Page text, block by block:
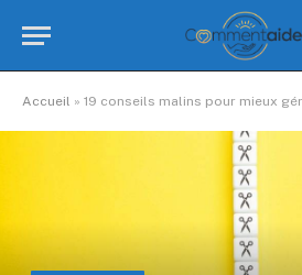
Accueil » 19 conseils malins pour mieux